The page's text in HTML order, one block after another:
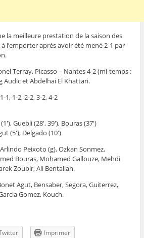
la meilleure prestation de la saison des
l’emporter après avoir été mené 2-1 par
Terray, Picasso – Nantes 4-2 (mi-temps :
Audic et Abdelhai El Khattari.
1, 1-2, 2-2, 3-2, 4-2
Guebli (28′, 39′), Bouras (37′)
(5′), Delgado (10′)
Peixoto (g), Ozkan Sonmez,
Bouras, Mohamed Gallouze, Mehdi
Zoubir, Ali Bentallah.
Agut, Bensaber, Segora, Guiterrez,
Gomez, Kouch.
Imprimer